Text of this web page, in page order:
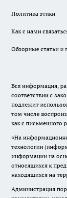
Политика этики
Как с нами
Обзорные статьи и
Вся информация,
соответствии с
подлежит
том числе
как с письменного
«На
технологии
информации на
относящихся к
находящихся на
Администрация